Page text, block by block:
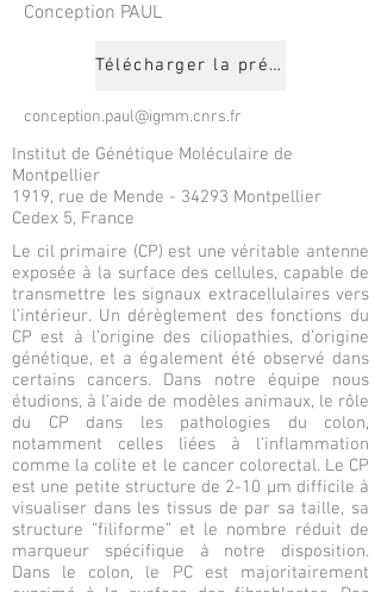
Conception PAUL
Télécharger la présentation
conception.paul@igmm.cnrs.fr
Institut de Génétique Moléculaire de
Montpellier
1919, rue de Mende - 34293 Montpellier
Cedex 5, France
Le cil primaire (CP) est une véritable antenne
exposée à la surface des cellules, capable de
transmettre les signaux extracellulaires vers
l’intérieur. Un dérèglement des fonctions du
CP est à l’origine des ciliopathies, d’origine
génétique, et a également été observé dans
certains cancers. Dans notre équipe nous
étudions, à l’aide de modèles animaux, le rôle
du CP dans les pathologies du colon,
notamment celles liées à l’inflammation
comme la colite et le cancer colorectal. Le CP
est une petite structure de 2-10 µm difficile à
visualiser dans les tissus de par sa taille, sa
structure “filiforme” et le nombre réduit de
marqueur spécifique à notre disposition.
Dans le colon, le PC est majoritairement